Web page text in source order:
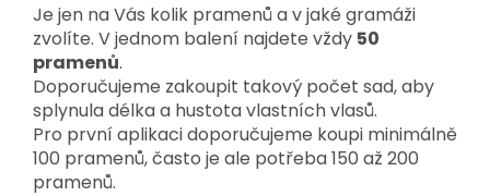
Je jen na Vás kolik pramenů a v jaké gramáži
zvolíte. V jednom balení najdete vždy 50
pramenů.
Doporučujeme zakoupit takový počet sad, aby
splynula délka a hustota vlastních vlasů.
Pro první aplikaci doporučujeme koupi minimálně
100 pramenů, často je ale potřeba 150 až 200
pramenů.